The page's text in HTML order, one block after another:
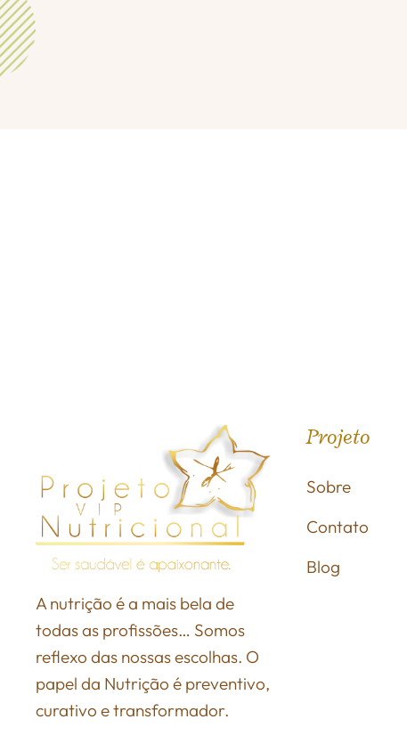
A nutrição é a mais bela de
todas as profissões… Somos
reflexo das nossas escolhas. O
papel da Nutrição é preventivo,
curativo e transformador.
Projeto
Sobre
Contato
Blog